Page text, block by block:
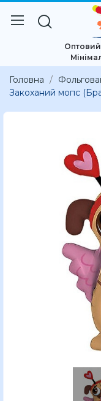
Оптовий
Головна
Закоханий мопс